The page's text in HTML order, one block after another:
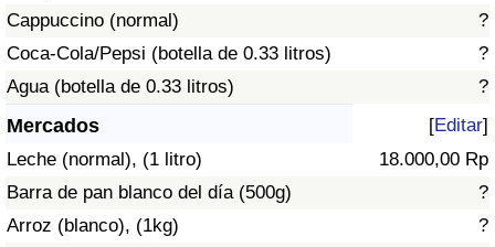
Cappuccino (normal)
?
Coca-Cola/Pepsi (botella de 0.33 litros)
?
Agua (botella de 0.33 litros)
?
Mercados [Editar]
Leche (normal), (1 litro)
18.000,00 Rp
Barra de pan blanco del día (500g)
?
Arroz (blanco), (1kg)
?
Índice de Criminalidad
Índice de criminalidad por país
Sanidad